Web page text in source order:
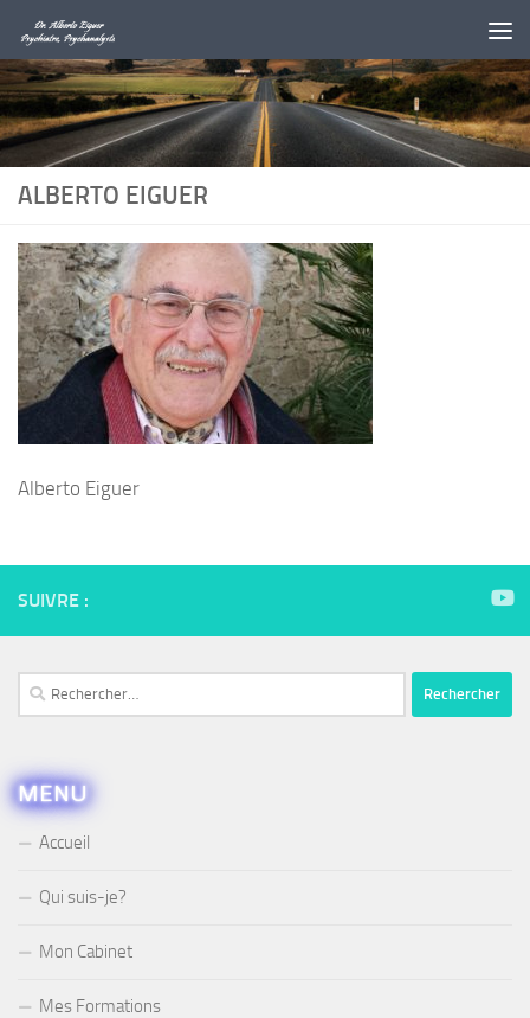
Au dessous du contenu
ALBERTO EIGUER
Alberto Eiguer
SUIVRE :
Rechercher :
MENU
Accueil
Qui suis-je?
Mon Cabinet
Mes Formations